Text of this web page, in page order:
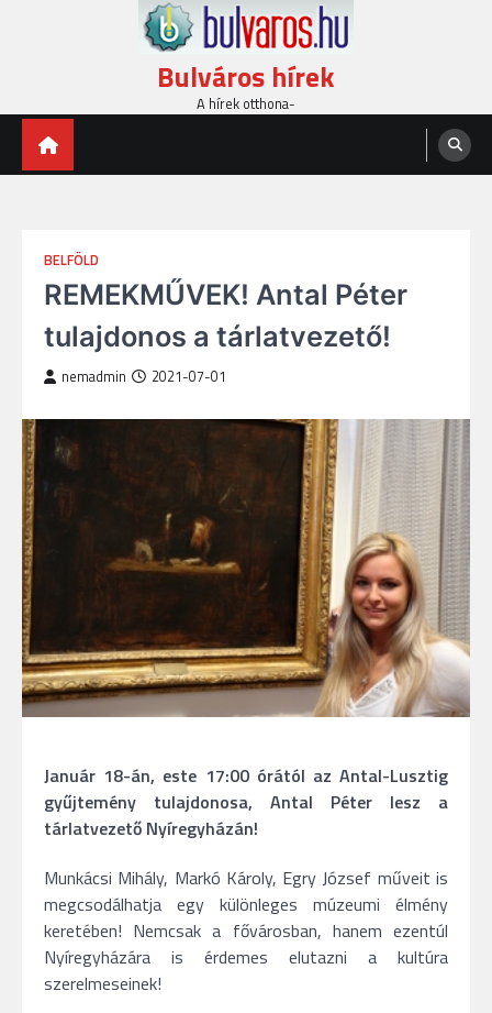
Bulváros hírek
A hírek otthona-
BELFÖLD
REMEKMŰVEK! Antal Péter
tulajdonos a tárlatvezető!
nemadmin 2021-07-01
Január 18-án, este 17:00 órától az Antal-Lusztig
gyűjtemény tulajdonosa, Antal Péter lesz a
tárlatvezető Nyíregyházán!
Munkácsi Mihály, Markó Károly, Egry József műveit is
megcsodálhatja egy különleges múzeumi élmény
keretében! Nemcsak a fővárosban, hanem ezentúl
Nyíregyházára is érdemes elutazni a kultúra
szerelmeseinek!